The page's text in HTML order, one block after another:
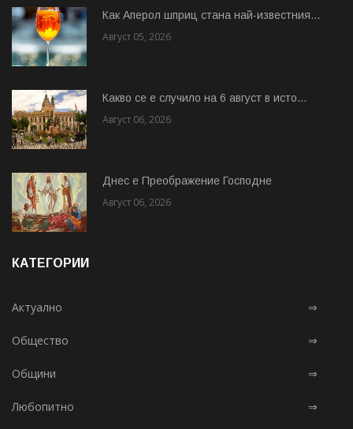
Как Аперол шприц стана най-известния...
Август 05, 2026
Какво се е случило на 6 август в исто...
Август 06, 2026
Днес е Преображение Господне
Август 06, 2026
КАТЕГОРИИ
Актуално ⇒
Общество ⇒
Общини ⇒
Любопитно ⇒